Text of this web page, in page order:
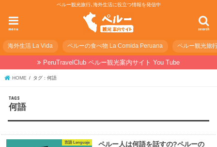
ペルー観光旅行､海外生活に役立つ情報を発信中
search
menu
海外生活 La Vida ペルーの食べ物 La Comida Peruana ペルー観光旅
PeruTravelClub ペルー観光案内サイト You Tube
HOME タグ : 何語
何語
言語 Lenguaje
ペルー人は何語を話すの?ペルーの